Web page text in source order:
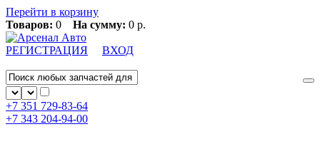
Перейти в корзину
Товаров: 0 На сумму: 0 р.
РЕГИСТРАЦИЯ ВХОД
+7 351 729-83-64
+7 343 204-94-00